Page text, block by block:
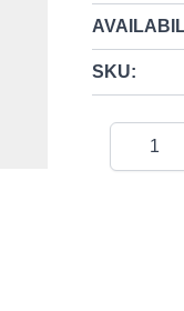
SKU: